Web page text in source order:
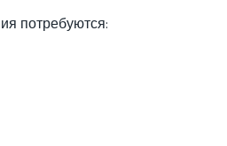
потребуются: